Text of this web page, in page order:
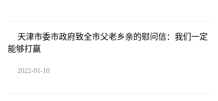
天津市委市政府致全市父老乡亲的慰问信：我们一定
能够打赢
2022-01-10